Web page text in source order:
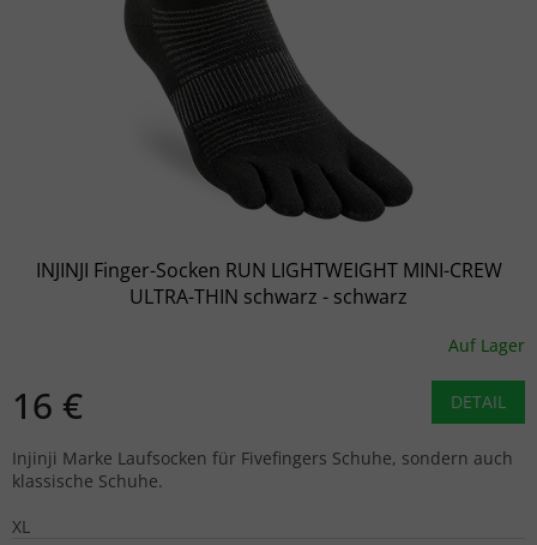
INJINJI Finger-Socken RUN LIGHTWEIGHT MINI-CREW
ULTRA-THIN schwarz - schwarz
Auf Lager
16 € DETAIL
Injinji Marke Laufsocken für Fivefingers Schuhe, sondern auch
klassische Schuhe.
XL